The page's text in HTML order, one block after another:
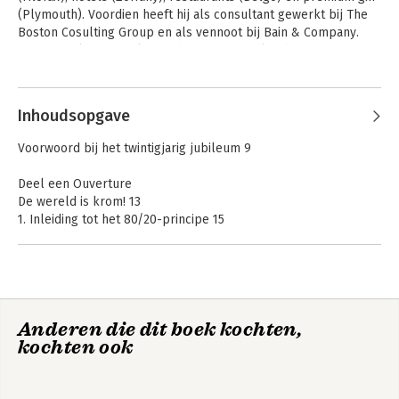
(Plymouth). Voordien heeft hij als consultant gewerkt bij The
Boston Cosulting Group en als vennoot bij Bain & Company.
Verenigd Koninkrijk en Zuid-Afrika.
Andere boeken door Richard Koch
Success and How to
Inhoudsopgave
Voorwoord bij het twintigjarig jubileum 9
Deel een Ouverture
De wereld is krom! 13
1. Inleiding tot het 80/20-principe 15
5. Eenvoudig is mooi 101
6. De juiste klanten aan de haak slaan 117
Anderen die dit boek kochten,
kochten ook